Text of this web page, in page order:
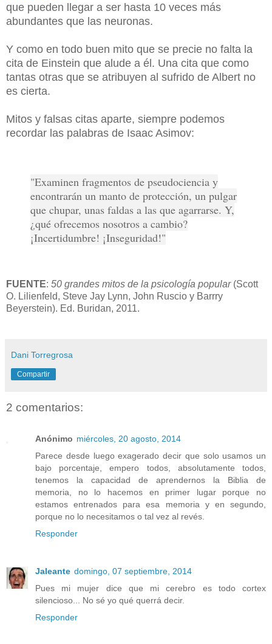
que pueden llegar a ser hasta 10 veces más
abundantes que las neuronas.
Y como en todo buen mito que se precie no falta la
cita de Einstein que alude a él. Una cita que como
tantas otras que se atribuyen al sufrido de Albert no
es cierta.
Mitos y falsas citas aparte, siempre podemos
recordar las palabras de Isaac Asimov:
"Examinen fragmentos de pseudociencia y
encontrarán un manto de protección, un pulgar
que chupar, unas faldas a las que agarrarse. Y,
¿qué ofrecemos nosotros a cambio?
¡Incertidumbre! ¡Inseguridad!"
FUENTE: 50 grandes mitos de la psicología popular(Scott
O. Lilienfeld, Steve Jay Lynn, John Ruscio y Barrry
Beyerstein). Ed. Buridan, 2011.
Dani Torregrosa
Compartir
2 comentarios:
Anónimo miércoles, 20 agosto, 2014
Parece desde luego exagerado decir que solo usamos un
bajo porcentaje, empero todos, absolutamente todos,
tenemos la capacidad de aprendernos la Biblia de
memoria, no lo hacemos en primer lugar porque no
estamos entrenados para esa memoria y en segundo,
porque no lo necesitamos o tal vez al revés.
Responder
Jaleante domingo, 07 septiembre, 2014
Pues mi mujer dice que mi cerebro es todo cortex
silencioso... No sé yo qué querrá decir.
Responder